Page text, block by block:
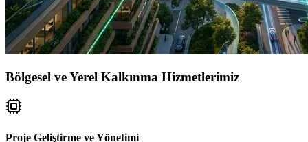
Bölgesel ve Yerel Kalkınma Hizmetlerimiz
Proje Geliştirme ve Yönetimi